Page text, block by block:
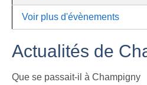
Voir plus d'évènements
Actualités de
Que se passait-il à Champigny